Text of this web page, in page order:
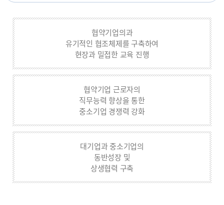
협약기업의과
유기적인 협조체제를 구축하여
현장과 밀접한 교육 진행
협약기업 근로자의
직무능력 향상을 통한
중소기업 경쟁력 강화
대기업과 중소기업의
동반성장 및
상생협력 구축